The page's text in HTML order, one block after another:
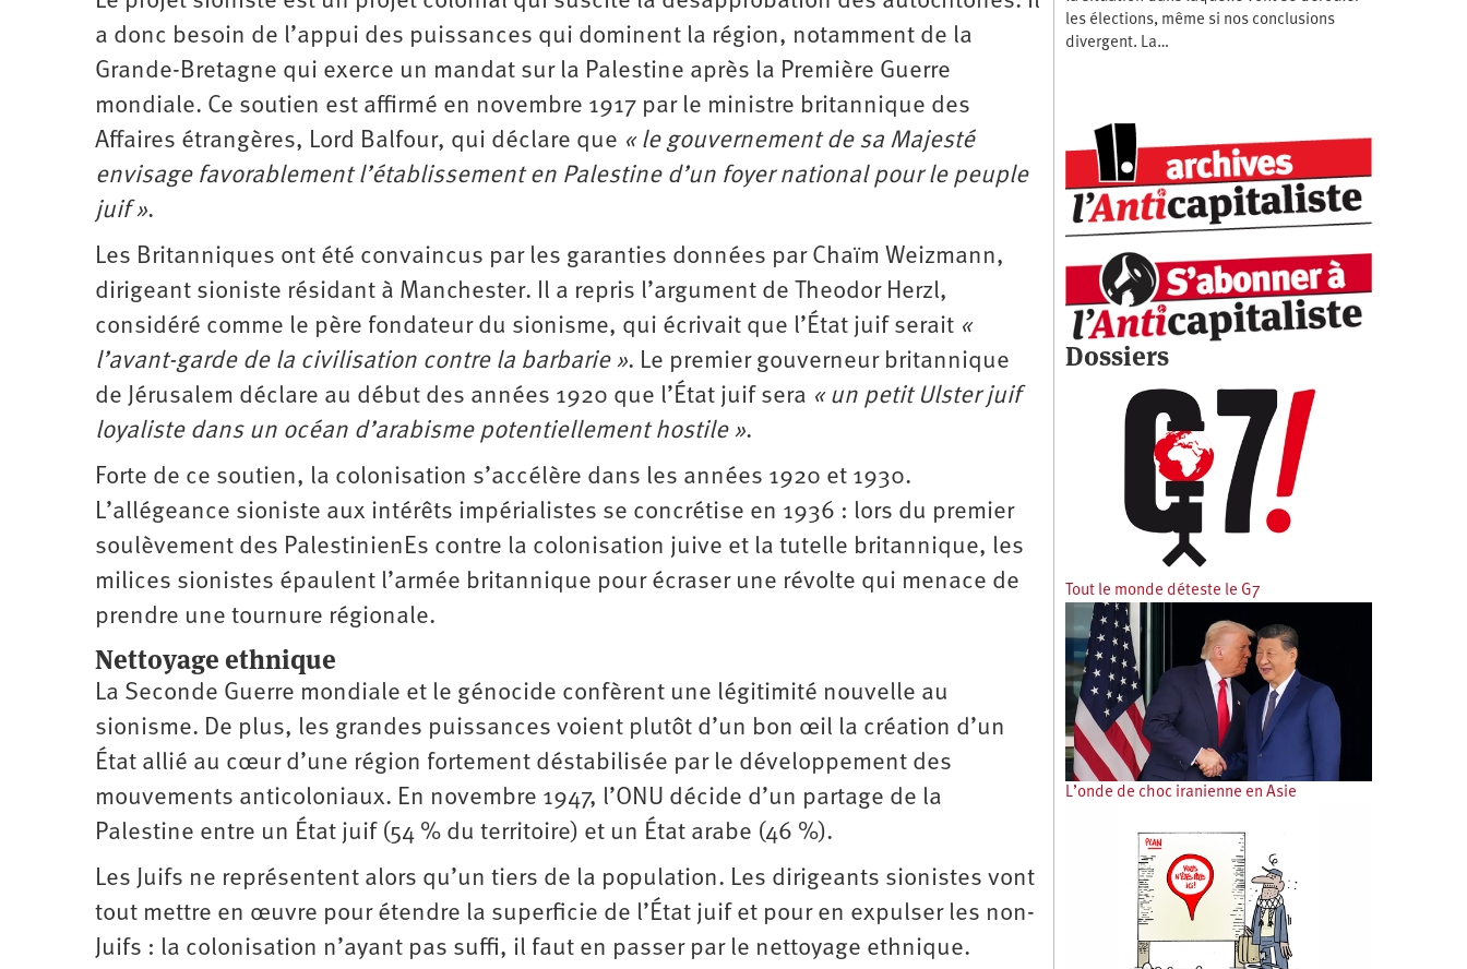
a donc besoin de l’appui des puissances qui dominent la région, notamment de la
Grande-Bretagne qui exerce un mandat sur la Palestine après la Première Guerre
mondiale. Ce soutien est affirmé en novembre 1917 par le ministre britannique des
Affaires étrangères, Lord Balfour, qui déclare que « le gouvernement de sa Majesté
envisage favorablement l’établissement en Palestine d’un foyer national pour le peuple
juif ».
Les Britanniques ont été convaincus par les garanties données par Chaïm Weizmann,
dirigeant sioniste résidant à Manchester. Il a repris l’argument de Theodor Herzl,
considéré comme le père fondateur du sionisme, qui écrivait que l’État juif serait «
l’avant-garde de la civilisation contre la barbarie ». Le premier gouverneur britannique
de Jérusalem déclare au début des années 1920 que l’État juif sera « un petit Ulster juif
loyaliste dans un océan d’arabisme potentiellement hostile ».
Forte de ce soutien, la colonisation s’accélère dans les années 1920 et 1930.
L’allégeance sioniste aux intérêts impérialistes se concrétise en 1936 : lors du premier
soulèvement des PalestinienEs contre la colonisation juive et la tutelle britannique, les
milices sionistes épaulent l’armée britannique pour écraser une révolte qui menace de
prendre une ­tournure régionale.
Nettoyage ethnique
La Seconde Guerre mondiale et le génocide confèrent une légitimité nouvelle au
sionisme. De plus, les grandes puissances voient plutôt d’un bon œil la création d’un
État allié au cœur d’une région fortement déstabilisée par le développement des
mouvements anticoloniaux. En novembre 1947, l’ONU décide d’un partage de la
Palestine entre un État juif (54 % du territoire) et un État arabe (46 %).
Les Juifs ne représentent alors qu’un tiers de la population. Les dirigeants sionistes vont
tout mettre en œuvre pour étendre la superficie de l’État juif et pour en expulser les non-
Juifs : la colonisation n’ayant pas suffi, il faut en passer par le nettoyage ethnique.
les élections, même si nos conclusions
divergent. La…
Dossiers
Tout le monde déteste le G7
L’onde de choc iranienne en Asie